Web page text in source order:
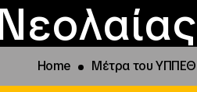
Home Μέτρα του ΥΠΠΕΘ